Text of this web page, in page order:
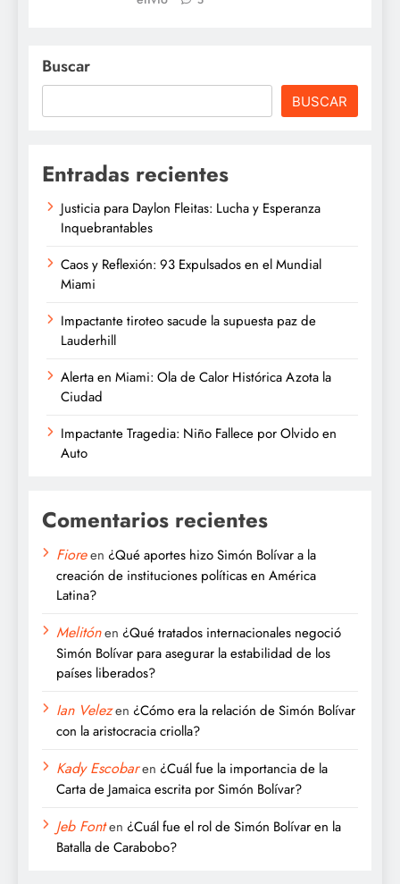
Buscar
BUSCAR
Entradas recientes
Justicia para Daylon Fleitas: Lucha y Esperanza
Inquebrantables
Caos y Reflexión: 93 Expulsados en el Mundial
Miami
Impactante tiroteo sacude la supuesta paz de
Lauderhill
Alerta en Miami: Ola de Calor Histórica Azota la
Ciudad
Impactante Tragedia: Niño Fallece por Olvido en
Auto
Comentarios recientes
Fioreen ¿Qué aportes hizo Simón Bolívar a la
creación de instituciones políticas en América
Latina?
Melitónen ¿Qué tratados internacionales negoció
Simón Bolívar para asegurar la estabilidad de los
países liberados?
Ian Velezen ¿Cómo era la relación de Simón Bolívar
con la aristocracia criolla?
Kady Escobaren ¿Cuál fue la importancia de la
Carta de Jamaica escrita por Simón Bolívar?
Jeb Fonten ¿Cuál fue el rol de Simón Bolívar en la
Batalla de Carabobo?